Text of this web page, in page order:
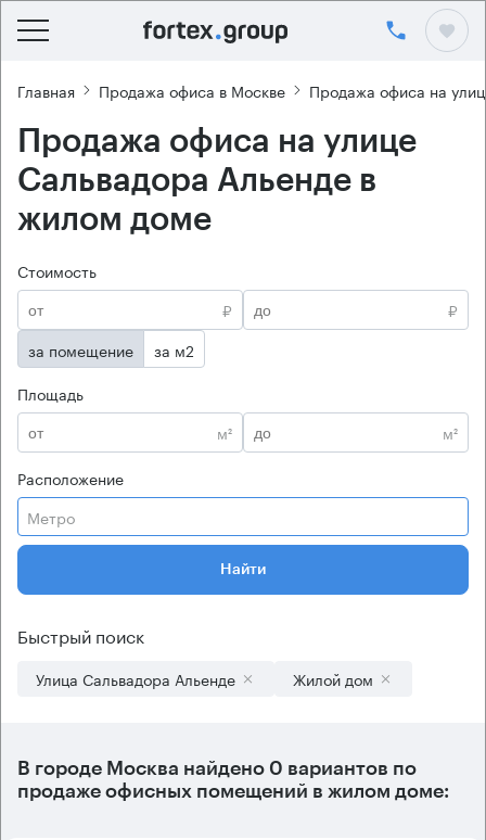
Главная Продажа офиса в Москве Продажа офиса на
Продажа офиса на улице
Сальвадора Альенде в
жилом доме
Стоимость
₽
₽
за помещение
за м2
Площадь
м²
м²
Расположение
Метро
Найти
Быстрый поиск
Улица Сальвадора Альенде Жилой дом
В городе Москва найдено 0 вариантов по
продаже офисных помещений в жилом доме: